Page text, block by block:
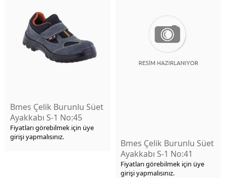
Bmes Çelik Burunlu Süet
Ayakkabı S-1 No:45
Fiyatları görebilmek için üye
girişi yapmalısınız.
Bmes Çelik Burunlu Süet
Ayakkabı S-1 No:41
Fiyatları görebilmek için üye
girişi yapmalısınız.